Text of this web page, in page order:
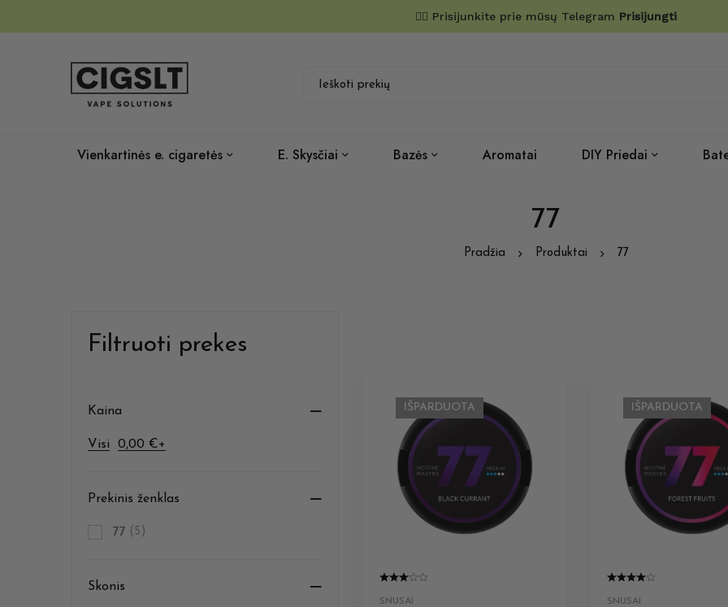
✌🏼 Prisijunkite prie mūsų Telegram Prisijungti
Vienkartinės e. cigaretės E. Skysčiai Bazės Aromatai DIY Priedai
77
Pradžia Produktai 77
Filtruoti prekes
Kaina
Visi 0,00 €+
Prekinis ženklas
77 (5)
Skonis
IŠPARDUOTA
SNUSAI
IŠPARDUOTA
SNUSAI